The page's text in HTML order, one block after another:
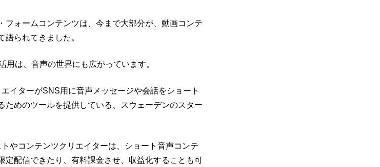
フォームコンテンツは、今まで大部分が、動画コンテ
語られてきました。
用は、音声の世界にも広がっています。
イターがSNS用に音声メッセージや会話をショート
ためのツールを提供している、スウェーデンのスター
やコンテンツクリエイターは、
ショート音声コンテ
定配信できたり、有料課金させ、 収益化することも可